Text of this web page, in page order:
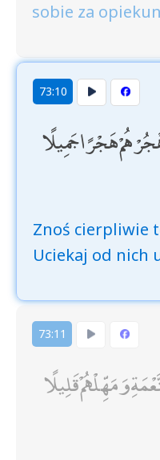
sobie za
73:10
هَجْرًا جَمِيلًا
Znoś cierpliwie
Uciekaj od nich
73:11
وَمَهِّلْهُمْ قَلِيلًا